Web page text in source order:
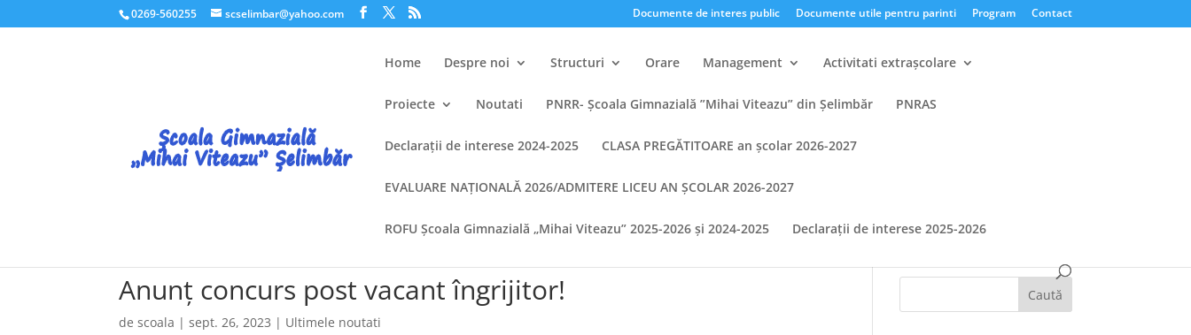
0269-560255 scselimbar@yahoo.com Documente de interes public Documente utile pentru parinti Program Contact
Home Despre noi Structuri Orare Management Activitati extrașcolare
Proiecte Noutati PNRR- Școala Gimnazială ”Mihai Viteazu” din Şelimbăr PNRAS
Declarații de interese 2024-2025 CLASA PREGĂTITOARE an școlar 2026-2027
EVALUARE NAȚIONALĂ 2026/ADMITERE LICEU AN ȘCOLAR 2026-2027
ROFU Școala Gimnazială „Mihai Viteazu” 2025-2026 și 2024-2025 Declarații de interese 2025-2026
Anunț concurs post vacant îngrijitor!
descoala |sept. 26, 2023 | Ultimele noutati